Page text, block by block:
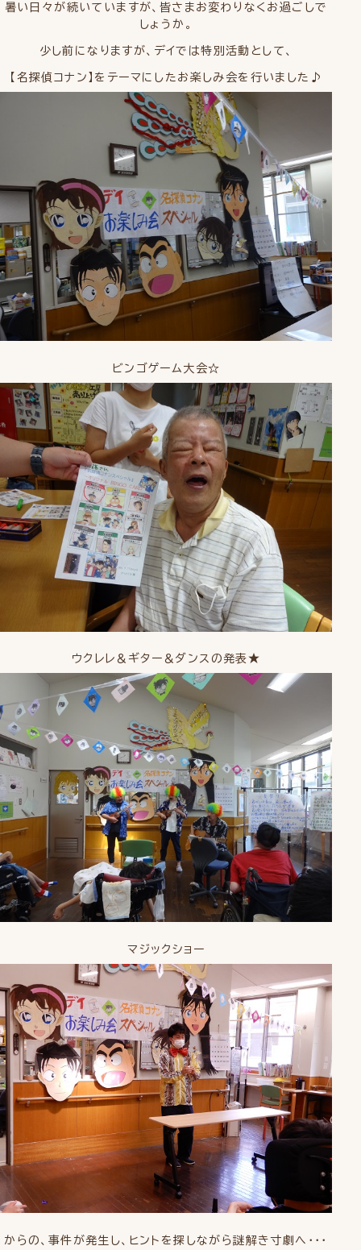
暑い日々が続いていますが、皆さまお変わりなくお過ごしで
しょうか。
少し前になりますが、デイでは特別活動として、
【名探偵コナン】をテーマにしたお楽しみ会を行いました♪
ビンゴゲーム大会☆
ウクレレ＆ギター＆ダンスの発表★
マジックショー
からの、事件が発生し、ヒントを探しながら謎解き寸劇へ・・・